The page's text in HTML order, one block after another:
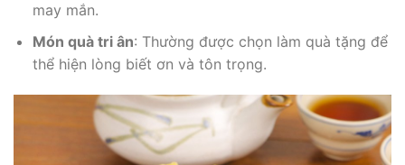
may mắn.
Món quà tri ân: Thường được chọn làm quà tặng để
thể hiện lòng biết ơn và tôn trọng.